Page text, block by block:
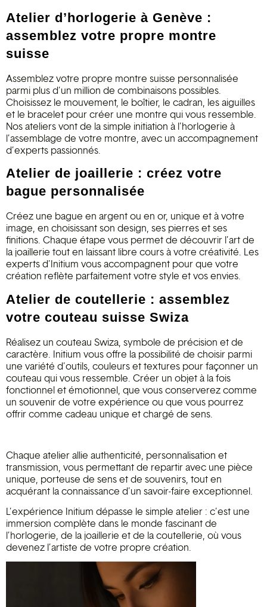
Atelier d’horlogerie à Genève :
assemblez votre propre montre
suisse
Assemblez votre propre montre suisse personnalisée
parmi plus d’un million de combinaisons possibles.
Choisissez le mouvement, le boîtier, le cadran, les aiguilles
et le bracelet pour créer une montre qui vous ressemble.
Nos ateliers vont de la simple initiation à l’horlogerie à
l’assemblage de votre montre, avec un accompagnement
d’experts passionnés.
Atelier de joaillerie : créez votre
bague personnalisée
Créez une bague en argent ou en or, unique et à votre
image, en choisissant son design, ses pierres et ses
finitions. Chaque étape vous permet de découvrir l’art de
la joaillerie tout en laissant libre cours à votre créativité. Les
experts d’Initium vous accompagnent pour que votre
création reflète parfaitement votre style et vos envies.
Atelier de coutellerie : assemblez
votre couteau suisse Swiza
Réalisez un couteau Swiza, symbole de précision et de
caractère. Initium vous offre la possibilité de choisir parmi
une variété d’outils, couleurs et textures pour façonner un
couteau qui vous ressemble. Créer un objet à la fois
fonctionnel et émotionnel, que vous conserverez comme
un souvenir de votre expérience ou que vous pourrez
offrir comme cadeau unique et chargé de sens.
Chaque atelier allie authenticité, personnalisation et
transmission, vous permettant de repartir avec une pièce
unique, porteuse de sens et de souvenirs, tout en
acquérant la connaissance d’un savoir-faire exceptionnel.
L’expérience Initium dépasse le simple atelier : c’est une
immersion complète dans le monde fascinant de
l’horlogerie, de la joaillerie et de la coutellerie, où vous
devenez l’artiste de votre propre création.